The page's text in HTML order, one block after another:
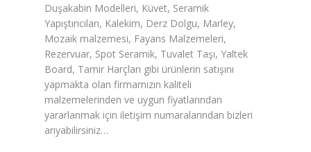
Duşakabin Modelleri, Küvet, Seramik
Yapıştırıcıları, Kalekim, Derz Dolgu, Marley,
Mozaik malzemesi, Fayans Malzemeleri,
Rezervuar, Spot Seramik, Tuvalet Taşı, Yaltek
Board, Tamir Harçları gibi ürünlerin satışını
yapmakta olan firmamızın kaliteli
malzemelerinden ve uygun fiyatlarından
yararlanmak için iletişim numaralarından bizleri
arıyabilirsiniz…